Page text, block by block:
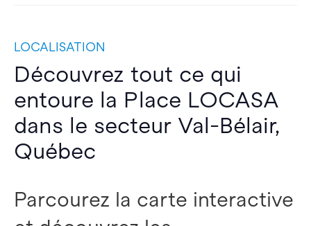
LOCALISATION
Découvrez tout ce qui
entoure la Place LOCASA
dans le secteur Val-Bélair,
Québec
Parcourez la carte interactive